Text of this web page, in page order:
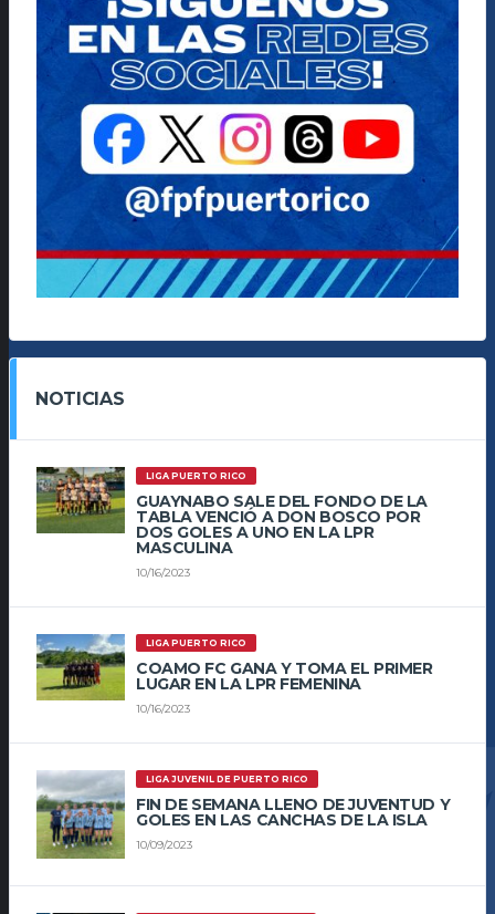
NOTICIAS
LIGA PUERTO RICO
GUAYNABO SALE DEL FONDO DE LA
TABLA VENCIÓ A DON BOSCO POR
DOS GOLES A UNO EN LA LPR
MASCULINA
10/16/2023
LIGA PUERTO RICO
COAMO FC GANA Y TOMA EL PRIMER
LUGAR EN LA LPR FEMENINA
10/16/2023
LIGA JUVENIL DE PUERTO RICO
FIN DE SEMANA LLENO DE JUVENTUD Y
GOLES EN LAS CANCHAS DE LA ISLA
10/09/2023